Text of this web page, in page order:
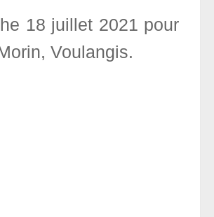
18 juillet 2021 pour
Voulangis.